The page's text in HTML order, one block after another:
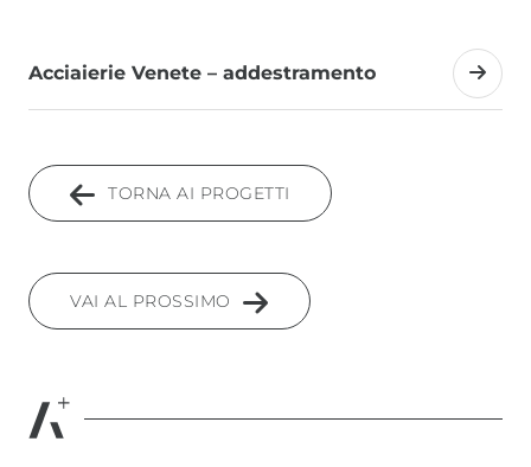
Acciaierie Venete – addestramento
TORNA AI PROGETTI
VAI AL PROSSIMO